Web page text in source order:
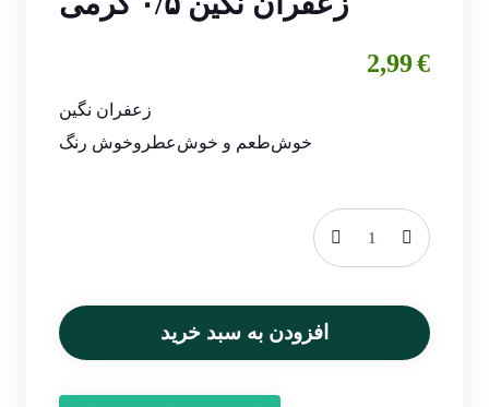
€
2,99
زعفران نگین
خوش‌طعم و خوش‌عطروخوش رنگ
زعفران
افزودن به سبد خرید